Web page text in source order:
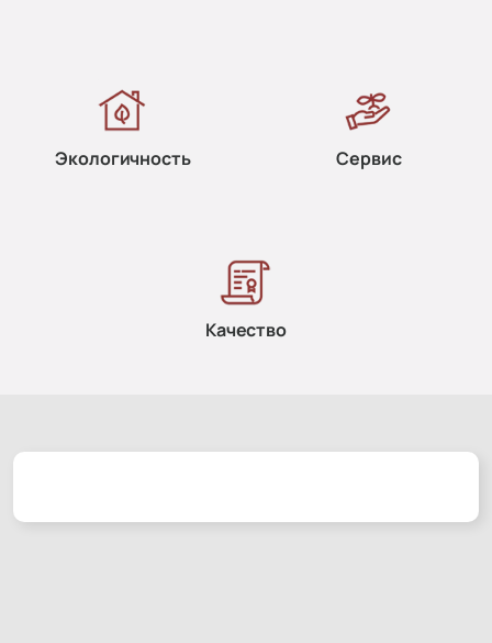
Экологичность Сервис
Качество